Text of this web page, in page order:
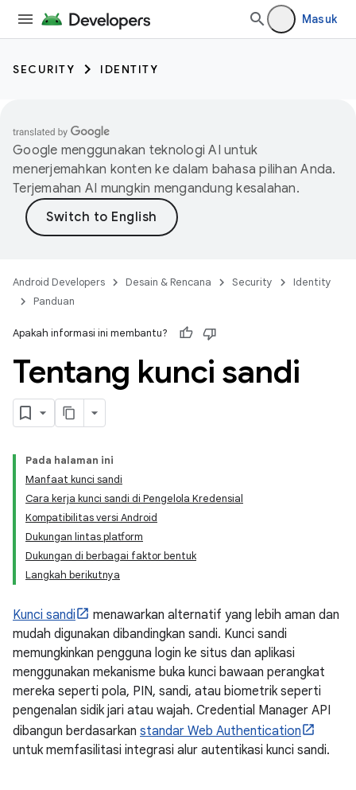
Masuk
SECURITY IDENTITY
Google menggunakan teknologi AI untuk
menerjemahkan konten ke dalam bahasa pilihan Anda.
Terjemahan AI mungkin mengandung kesalahan.
Android Developers Desain & Rencana Security
Identity
Panduan
Apakah informasi ini membantu?
Tentang kunci sandi
Pada halaman ini
Manfaat kunci sandi
Cara kerja kunci sandi di Pengelola Kredensial
Kompatibilitas versi Android
Dukungan lintas platform
Dukungan di berbagai faktor bentuk
Langkah berikutnya
Kunci sandi
menawarkan alternatif yang lebih aman dan
mudah digunakan dibandingkan sandi. Kunci sandi
memungkinkan pengguna login ke situs dan aplikasi
menggunakan mekanisme buka kunci bawaan perangkat
mereka seperti pola, PIN, sandi, atau biometrik seperti
pengenalan sidik jari atau wajah. Credential Manager API
dibangun berdasarkan standar Web Authentication
untuk memfasilitasi integrasi alur autentikasi kunci sandi.